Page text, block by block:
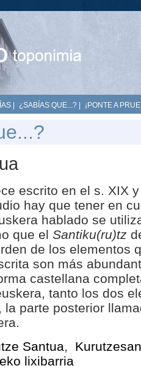
¿SABÍAS QUE...? ¡PONTE A
escrito en el s. XIX
hay que tener en
hablado se
que el Santiku(ru)tz
de los elementos
son más
castellana
tanto los dos
la parte posterior
Santua,
lixibarria